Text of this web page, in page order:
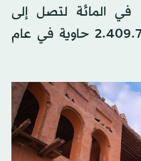
موانئ المملكة بنسبة 13.88 في المائة لتصل إلى
2.744.332 حاوية، مقارنة بـ2.409.767 حاوية في عام